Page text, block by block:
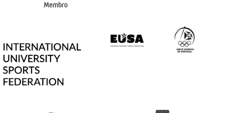
Membro